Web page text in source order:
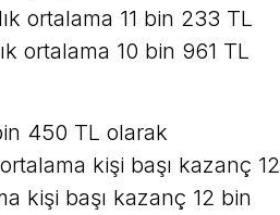
ortalama 11 bin 233 TL
ortalama 10 bin 961 TL
450 TL olarak
kişi başı kazanç 12
kişi başı kazanç 12 bin